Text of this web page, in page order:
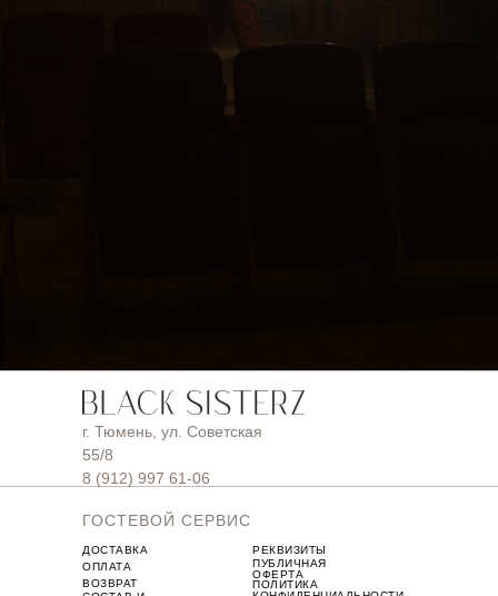
ГОСТЕВОЙ СЕРВИС
г. Тюмень, ул. Советская
55/8
8 (912) 997 61-06
ДОСТАВКА
ВОЗВРАТ
РЕКВИЗИТЫ
ПОЛИТИКА
ОПЛАТА
ПУБЛИЧНАЯ
ОФЕРТА